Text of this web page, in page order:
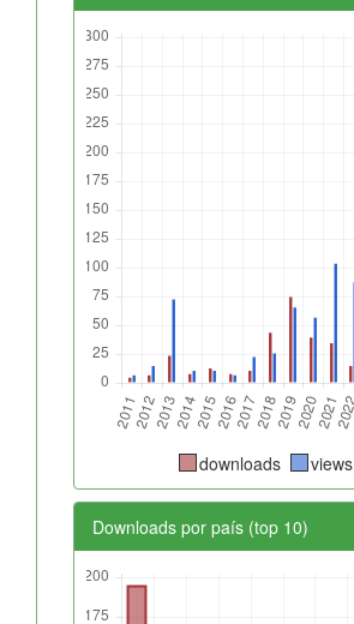
downloads views
Downloads por país (top 10)